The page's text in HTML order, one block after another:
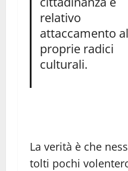
relativo
attaccamento
proprie radici
culturali.
La verità è che
tolti pochi